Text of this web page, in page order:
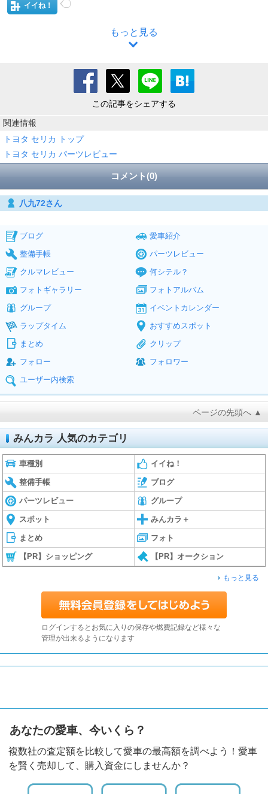
イイね！
もっと見る
この記事をシェアする
関連情報
トヨタ セリカ トップ
トヨタ セリカ パーツレビュー
コメント(0)
八九72さん
ブログ
愛車紹介
整備手帳
パーツレビュー
クルマレビュー
何シテル？
フォトギャラリー
フォトアルバム
グループ
イベントカレンダー
ラップタイム
おすすめスポット
まとめ
クリップ
フォロー
フォロワー
ユーザー内検索
ページの先頭へ ▲
みんカラ 人気のカテゴリ
車種別 イイね！
整備手帳 ブログ
パーツレビュー グループ
スポット みんカラ＋
まとめ フォト
【PR】ショッピング 【PR】オークション
もっと見る
ログインするとお気に入りの保存や燃費記録など様々な
管理が出来るようになります
あなたの愛車、今いくら？
複数社の査定額を比較して愛車の最高額を調べよう！愛車
を賢く売却して、購入資金にしませんか？